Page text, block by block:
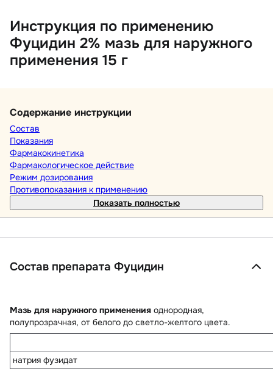
Инструкция по применению
Фуцидин 2% мазь для наружного
применения 15 г
Содержание инструкции
Состав
Показания
Фармакокинетика
Фармакологическое действие
Режим дозирования
Противопоказания к применению
Показать полностью
Состав препарата Фуцидин
Мазь для наружного применения однородная,
полупрозрачная, от белого до светло-желтого цвета.
натрия фузидат